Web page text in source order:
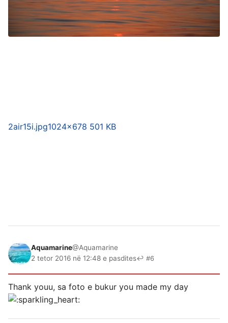
2air15i.jpg1024×678 501 KB
Aquamarine@Aquamarine
2 tetor 2016 në 12:48 e pasdites↩ #6
Thank youu, sa foto e bukur you made my day